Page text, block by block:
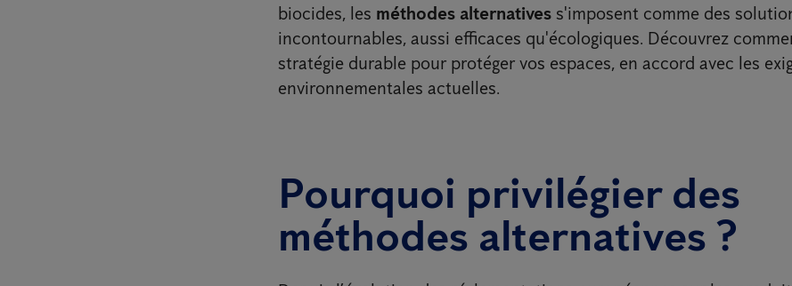
biocides, les méthodes alternatives s'imposent comme des
incontournables, aussi efficaces qu'écologiques. Découvrez
stratégie durable pour protéger vos espaces, en accord avec les
environnementales actuelles.
Pourquoi privilégier des
méthodes alternatives ?